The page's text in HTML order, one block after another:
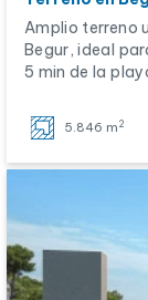
Amplio terreno
Begur, ideal
5 min de la
5.846 m 2